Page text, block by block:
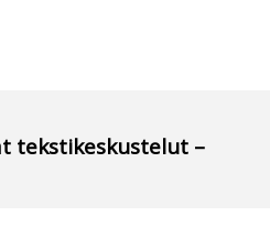
tekstikeskustelut –